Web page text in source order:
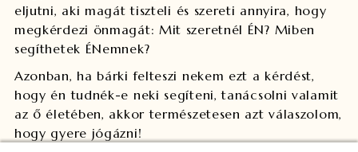
eljutni, aki magát tiszteli és szereti annyira, hogy
megkérdezi önmagát: Mit szeretnél ÉN? Miben
segíthetek ÉNemnek?
Azonban, ha bárki felteszi nekem ezt a kérdést,
hogy én tudnék-e neki segíteni, tanácsolni valamit
az ő életében, akkor természetesen azt válaszolom,
hogy gyere jógázni!